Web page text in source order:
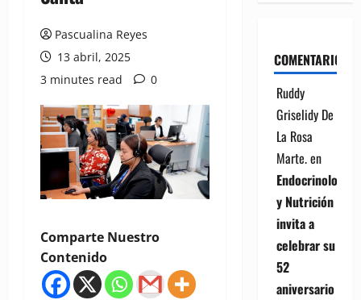
Pascualina Reyes
13 abril, 2025
3 minutes read
0
Comparte Nuestro
Contenido
COMENTARIOS
Ruddy
Griselidy De
La Rosa
Marte.en
Endocrinología
y Nutrición
invita a
celebrar su
52
aniversario